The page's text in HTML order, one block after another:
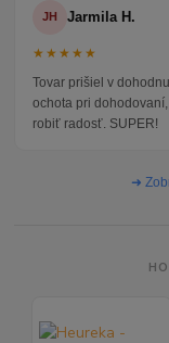
JH Jarmila H.
★★★★★
Tovar prišiel v
ochota pri
robiť radosť. SUPER!
➜